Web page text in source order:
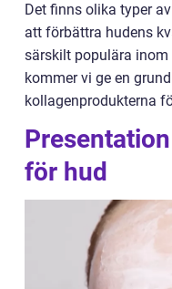
Det finns olika typer
att förbättra hudens
särskilt populära
kommer vi ge en
kollagenprodukterna
för hud